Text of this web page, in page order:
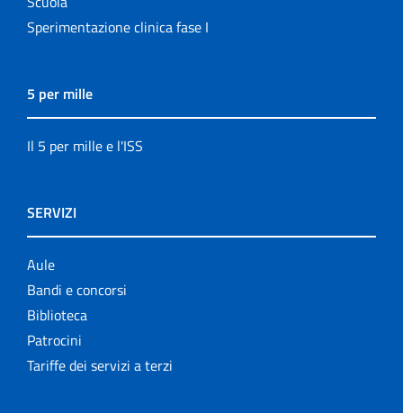
Sperimentazione clinica fase I
5 per mille
Il 5 per mille e l'ISS
SERVIZI
Aule
Bandi e concorsi
Biblioteca
Patrocini
Tariffe dei servizi a terzi